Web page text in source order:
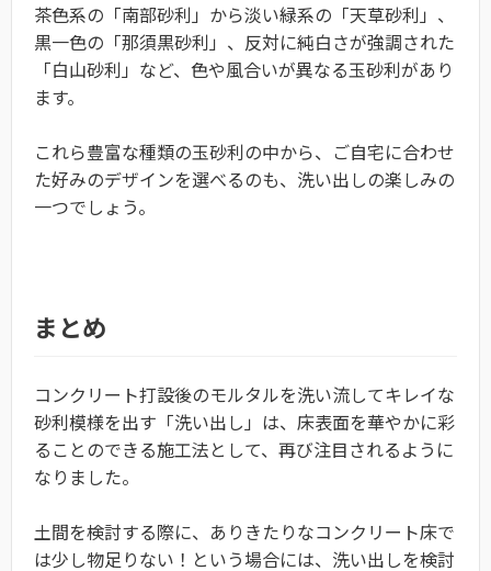
茶色系の「南部砂利」から淡い緑系の「天草砂利」、
黒一色の「那須黒砂利」、反対に純白さが強調された
「白山砂利」など、色や風合いが異なる玉砂利があり
ます。
これら豊富な種類の玉砂利の中から、ご自宅に合わせ
た好みのデザインを選べるのも、洗い出しの楽しみの
一つでしょう。
まとめ
コンクリート打設後のモルタルを洗い流してキレイな
砂利模様を出す「洗い出し」は、床表面を華やかに彩
ることのできる施工法として、再び注目されるように
なりました。
土間を検討する際に、ありきたりなコンクリート床で
は少し物足りない！という場合には、洗い出しを検討